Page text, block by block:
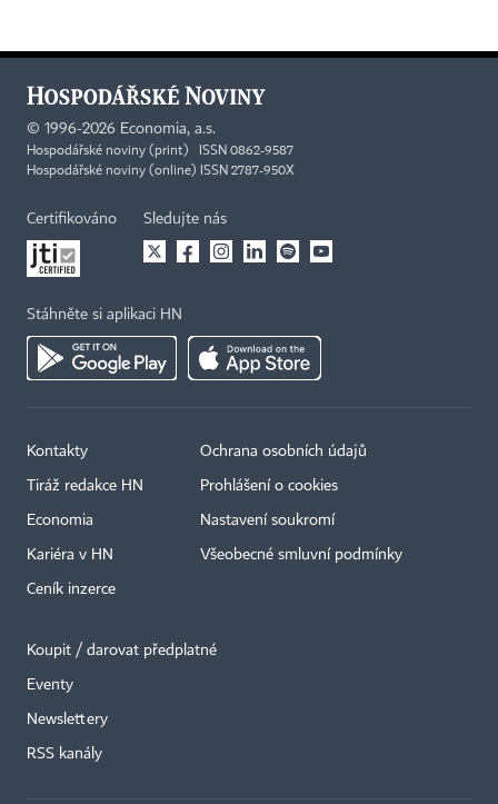
© 1996-2026 Economia, a.s.
Hospodářské noviny (print) ISSN 0862-9587
Hospodářské noviny (online) ISSN 2787-950X
Certifikováno Sledujte nás
Stáhněte si aplikaci HN
Kontakty
Tiráž redakce HN
Economia
Kariéra v HN
Ceník inzerce
Ochrana osobních údajů
Prohlášení o cookies
Nastavení soukromí
Všeobecné smluvní podmínky
Koupit / darovat předplatné
Eventy
Newslettery
RSS kanály